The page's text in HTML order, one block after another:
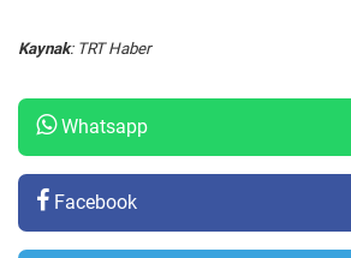
Kaynak: TRT Haber
Whatsapp
Facebook